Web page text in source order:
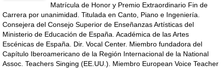
Matrícula de Honor y Premio Extraordinario Fin de
Carrera por unanimidad. Titulada en Canto, Piano e Ingeniería.
Consejera del Consejo Superior de Enseñanzas Artísticas del
Ministerio de Educación de España. Académica de las Artes
Escénicas de España. Dir. Vocal Center. Miembro fundadora del
Capítulo Iberoamericano de la Región Internacional de la National
Assoc. Teachers Singing (EE.UU.). Miembro European Voice Teacher